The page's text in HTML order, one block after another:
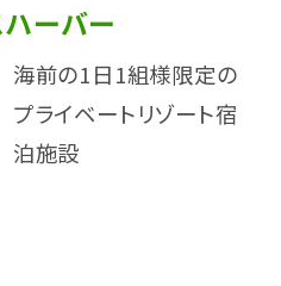
ーバー
海前の1日1組様限定の
プライベートリゾート宿
泊施設